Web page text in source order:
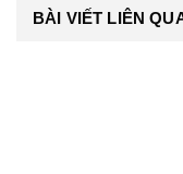
BÀI VIẾT LIÊN